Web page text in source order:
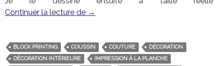
Continuer la lecture de Le soleil vient avec le printemps
→
BLOCK PRINTING COUSSIN COUTURE
DÉCORATION
DÉCORATION INTÉRIEURE
IMPRESSION À LA PLANCHE